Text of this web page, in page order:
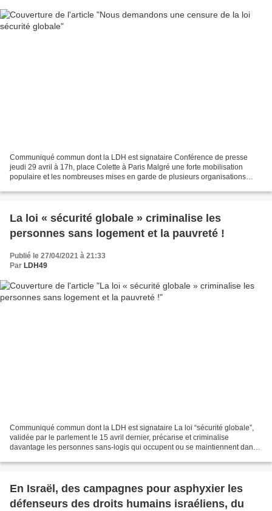
Communiqué commun dont la LDH est signataire Conférence de presse
jeudi 29 avril à 17h, place Colette à Paris Malgré une forte mobilisation
populaire et les nombreuses mises en garde de plusieurs organisations
La loi « sécurité globale » criminalise les
personnes sans logement et la pauvreté !
Publié le 27/04/2021 à 21:33
Par LDH49
Communiqué commun dont la LDH est signataire La loi “sécurité globale”,
validée par le parlement le 15 avril dernier, précarise et criminalise
davantage les personnes sans-logis qui occupent ou se maintiennent dans
En Israël, des campagnes pour asphyxier les
défenseurs des droits humains israéliens, du